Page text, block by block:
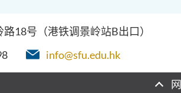
18号（港铁调景岭站B出口）
info@sfu.edu.hk